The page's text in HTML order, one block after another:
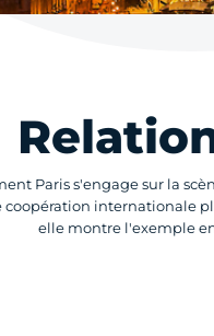
Paris s'engage sur la
internationale
elle montre l'exemple